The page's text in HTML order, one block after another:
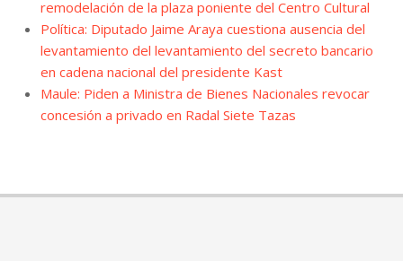
remodelación de la plaza poniente del Centro Cultural
Política: Diputado Jaime Araya cuestiona ausencia del
levantamiento del levantamiento del secreto bancario
en cadena nacional del presidente Kast
Maule: Piden a Ministra de Bienes Nacionales revocar
concesión a privado en Radal Siete Tazas